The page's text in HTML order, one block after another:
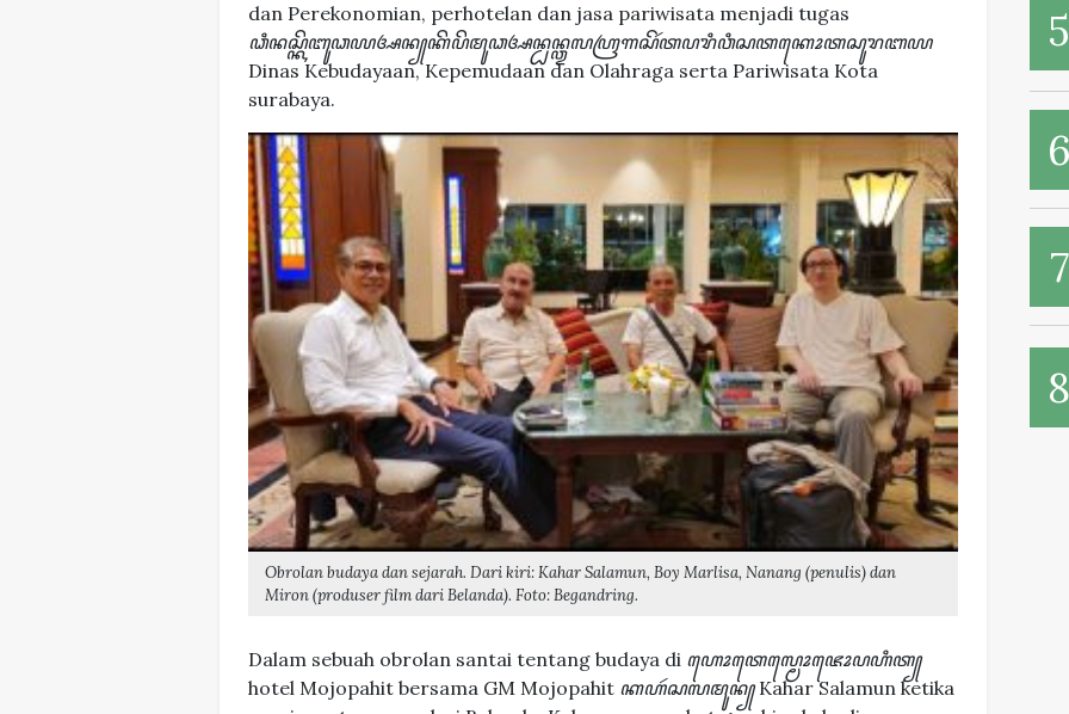
dan Perekonomian, perhotelan dan jasa pariwisata menjadi tugas
ꦣꦶꦤꦱ꧀ꦏꦼꦧꦸꦣꦪꦄꦤ꧀‌ꦏꦼꦥꦼꦩꦸꦣꦄꦤ꧀ꦝꦤ꧀ꦎꦭꦲꦿꦒꦱꦼꦂꦠꦥꦫꦶꦮꦶꦱꦠꦏꦺꦴꦠꦱꦸꦫꦧꦪ
Dinas Kebudayaan, Kepemudaan dan Olahraga serta Pariwisata Kota
surabaya.
Obrolan budaya dan sejarah. Dari kiri: Kahar Salamun, Boy Marlisa, Nanang (penulis) dan
Miron (produser film dari Belanda). Foto: Begandring.
Dalam sebuah obrolan santai tentang budaya di ꦲꦺꦴꦠꦺꦭ꧀ꦩꦺꦴꦗꦺꦴꦥꦲꦶꦠ꧀
hotel Mojopahit bersama GM Mojopahit ꦏꦲꦂꦱꦭꦩꦸꦤ꧀Kahar Salamun ketika